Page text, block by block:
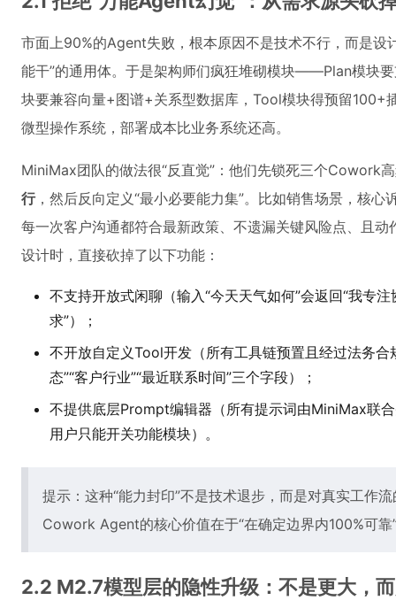
市面上90%的Agent失败，根本原因不是技术不行，而是设
能干”的通用体。于是架构师们疯狂堆砌模块——Plan模块
块要兼容向量+图谱+关系型数据库，Tool模块得预留
微型操作系统，部署成本比业务系统还高。
MiniMax团队的做法很“反直觉”：他们先锁死三个Cowork
行，然后反向定义“最小必要能力集”。比如销售场景，核心
每一次客户沟通都符合最新政策、不遗漏关键风险点、且
设计时，直接砍掉了以下功能：
不支持开放式闲聊（输入“今天天气如何”会返回“我专
求”）；
不开放自定义Tool开发（所有工具链预置且经过法务
态”“客户行业”“最近联系时间”三个字段）；
不提供底层Prompt编辑器（所有提示词由MiniMax联
用户只能开关功能模块）。
提示：这种“能力封印”不是技术退步，而是对真实工作
Cowork Agent的核心价值在于“在确定边界内100%可靠
2.2 M2.7模型层的隐性升级：不是更大，